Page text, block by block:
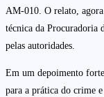
AM-010. O relato, agora
técnica da Procuradoria
pelas autoridades.
Em um depoimento
para a prática do crime